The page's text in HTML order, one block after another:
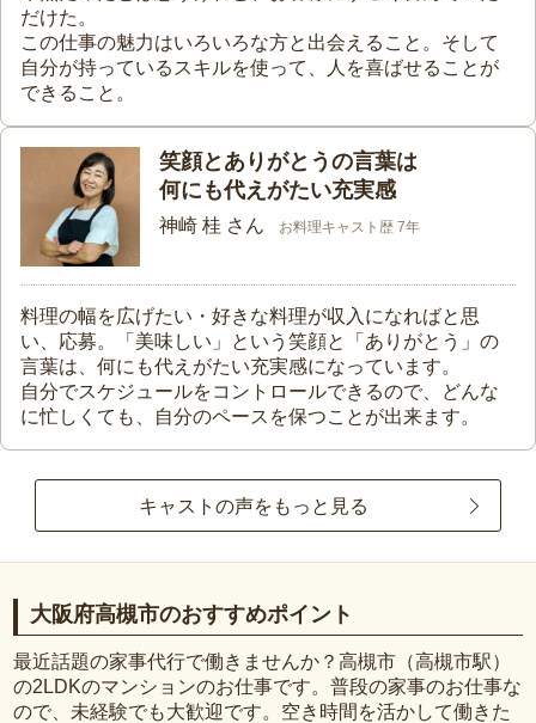
だけた。
この仕事の魅力はいろいろな方と出会えること。そして
自分が持っているスキルを使って、人を喜ばせることが
できること。
笑顔とありがとうの言葉は
何にも代えがたい充実感
神崎 桂 さん お料理キャスト歴 7年
料理の幅を広げたい・好きな料理が収入になればと思
い、応募。「美味しい」という笑顔と「ありがとう」の
言葉は、何にも代えがたい充実感になっています。
自分でスケジュールをコントロールできるので、どんな
に忙しくても、自分のペースを保つことが出来ます。
キャストの声をもっと見る
大阪府高槻市のおすすめポイント
最近話題の家事代行で働きませんか？高槻市（高槻市駅）
の2LDKのマンションのお仕事です。普段の家事のお仕事な
ので、未経験でも大歓迎です。空き時間を活かして働きた